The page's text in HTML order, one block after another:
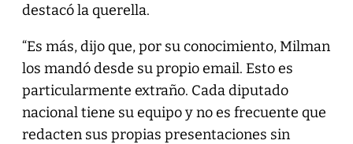
destacó la querella.
“Es más, dijo que, por su conocimiento, Milman
los mandó desde su propio email. Esto es
particularmente extraño. Cada diputado
nacional tiene su equipo y no es frecuente que
redacten sus propias presentaciones sin